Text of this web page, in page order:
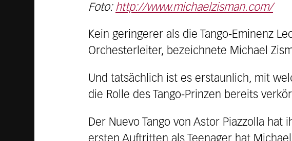
Foto: http://www.michaelzisman.com/
Kein geringerer als die Tango-Eminenz
Orchesterleiter, bezeichnete Michael
Und tatsächlich ist es erstaunlich, mit
die Rolle des Tango-Prinzen bereits
Der Nuevo Tango von Astor Piazzolla
ersten Auftritten als Teenager hat